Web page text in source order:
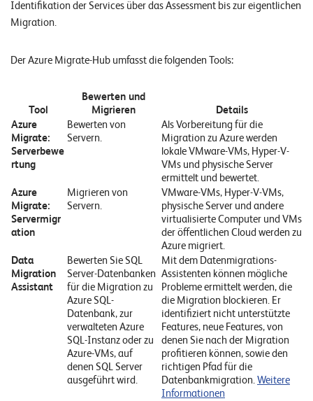
E
n
t
s
S
U
P
P
O
R
T
T
E
A
M
V
I
E
W
E
R
Identifikation der Services über das Assessment bis zur eigentlichen
Migration.
Der Azure Migrate-Hub umfasst die folgenden Tools:
Tool
Bewerten und
Migrieren
Details
Azure
Migrate:
Serverbewe
rtung
Bewerten von
Servern.
Als Vorbereitung für die
Migration zu Azure werden
lokale VMware-VMs, Hyper-V-
VMs und physische Server
ermittelt und bewertet.
Azure
Migrate:
Servermigr
ation
Migrieren von
Servern.
VMware-VMs, Hyper-V-VMs,
physische Server und andere
virtualisierte Computer und VMs
der öffentlichen Cloud werden zu
Azure migriert.
Data
Migration
Assistant
Bewerten Sie SQL
Server-Datenbanken
für die Migration zu
Azure SQL-
Datenbank, zur
verwalteten Azure
SQL-Instanz oder zu
Azure-VMs, auf
denen SQL Server
ausgeführt wird.
Mit dem Datenmigrations-
Assistenten können mögliche
Probleme ermittelt werden, die
die Migration blockieren. Er
identifiziert nicht unterstützte
Features, neue Features, von
denen Sie nach der Migration
profitieren können, sowie den
richtigen Pfad für die
Datenbankmigration.Weitere
Informationen